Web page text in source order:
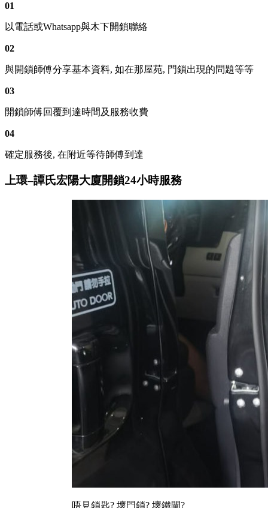
01
以電話或Whatsapp與木下開鎖聯絡
02
與開鎖師傅分享基本資料, 如在那屋苑, 門鎖出現的問題等等
03
開鎖師傅回覆到達時間及服務收費
04
確定服務後, 在附近等待師傅到達
上環–譚氏宏陽大廈開鎖24小時服務
唔見鎖匙? 壞門鎖? 壞鐵閘?